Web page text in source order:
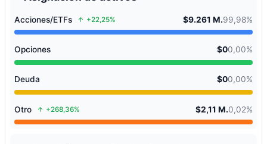
Acciones/ETFs +22,25% $9.261 M.99,98%
Opciones $00,00%
Deuda $00,00%
Otro +268,36% $2,11 M.0,02%